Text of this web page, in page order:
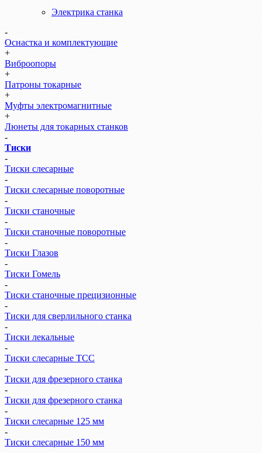
Электрика станка
-
Оснастка и комплектующие
+
Виброопоры
+
Патроны токарные
+
Муфты электромагнитные
+
Люнеты для токарных станков
-
Тиски
-
Тиски слесарные
-
Тиски слесарные поворотные
-
Тиски станочные
-
Тиски станочные поворотные
-
Тиски Глазов
-
Тиски Гомель
-
Тиски станочные прецизионные
-
Тиски для сверлильного станка
-
Тиски лекальные
-
Тиски слесарные ТСС
-
Тиски для фрезерного станка
-
Тиски для фрезерного станка
-
Тиски слесарные 125 мм
-
Тиски слесарные 150 мм